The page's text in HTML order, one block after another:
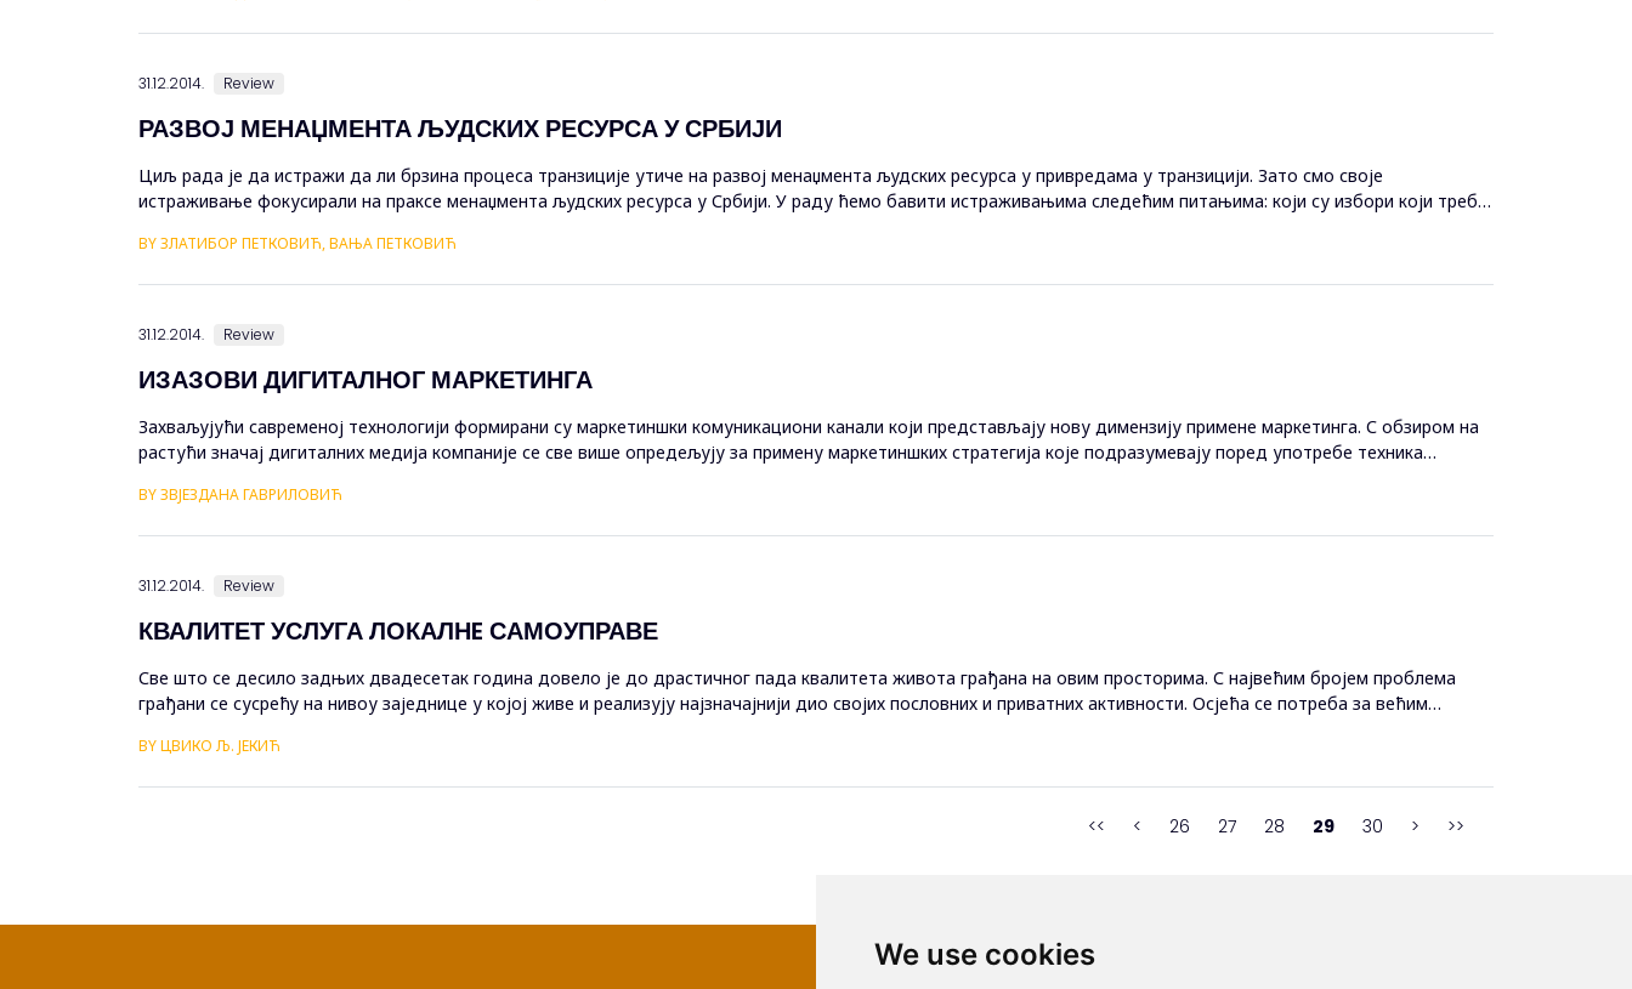
We use cookies
31.12.2014. Review
РАЗВОЈ МЕНАЏМЕНТА ЉУДСКИХ РЕСУРСА У СРБИЈИ
Циљ рада је да истражи да ли брзина процеса транзиције утиче на развој менаџмента људских ресурса у привредама у транзицији. Зато смо своје
истраживање фокусирали на праксе менаџмента људских ресурса у Србији. У раду ћемо бавити истраживањима следећим питањима: који су избори који треба
BY ЗЛАТИБОР ПЕТКОВИЋ, ВАЊА ПЕТКОВИЋ
31.12.2014. Review
ИЗАЗОВИ ДИГИТАЛНОГ МАРКЕТИНГА
Захваљујући савременој технологији формирани су маркетиншки комуникациони канали који представљају нову димензију примене маркетинга. С обзиром на
растући значај дигиталних медија компаније се све више опредељују за примену маркетиншких стратегија које подразумевају поред употребе техника
BY ЗВЈЕЗДАНА ГАВРИЛОВИЋ
31.12.2014. Review
КВАЛИТЕТ УСЛУГА ЛОКАЛНE САМОУПРАВЕ
Све што се десило задњих двадесетак година довело је до драстичног пада квалитета живота грађана на овим просторима. С највећим бројем проблема
грађани се сусрећу на нивоу заједнице у којој живе и реализују најзначајнији дио својих пословних и приватних активности. Осјећа се потреба за већим
BY ЦВИКО Љ. ЈЕКИЋ
<< < 26 27 28 29 30 > >>